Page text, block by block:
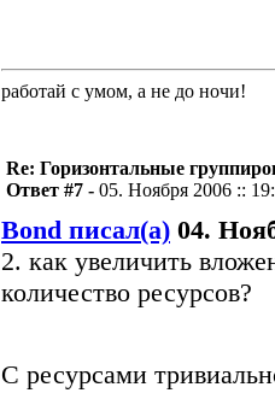
работай с умом, а не до ночи!
Re: Горизонтальные
Ответ #7 - 05. Ноября 2006 ::
Bond писал(а) 04.
2. как увеличить
количество ресурсов?
С ресурсами